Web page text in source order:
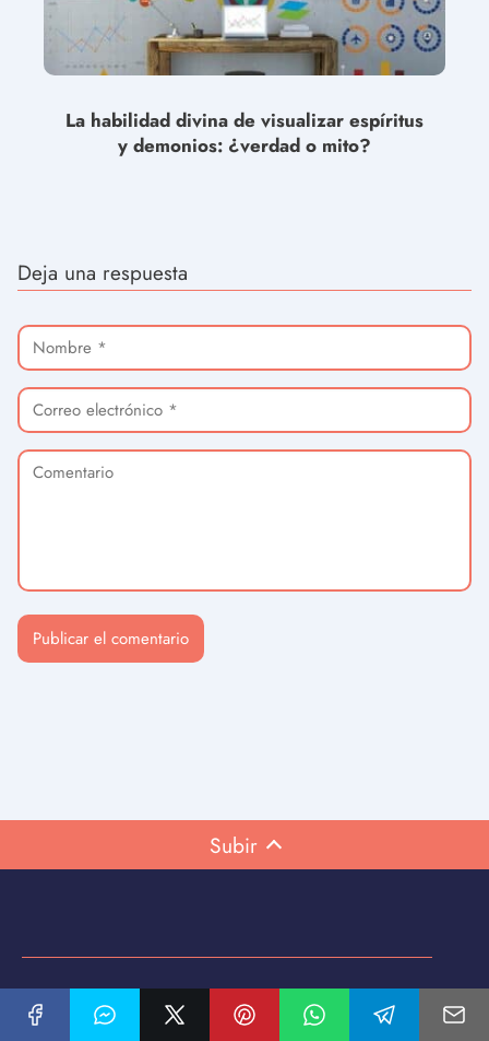
La habilidad divina de visualizar espíritus
y demonios: ¿verdad o mito?
Deja una respuesta
Subir